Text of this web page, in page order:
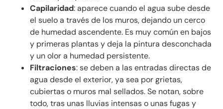
Capilaridad: aparece cuando el agua sube desde
el suelo a través de los muros, dejando un cerco
de humedad ascendente. Es muy común en bajos
y primeras plantas y deja la pintura desconchada
y un olor a humedad persistente.
Filtraciones: se deben a las entradas directas de
agua desde el exterior, ya sea por grietas,
cubiertas o muros mal sellados. Se notan, sobre
todo, tras unas lluvias intensas o unas fugas y